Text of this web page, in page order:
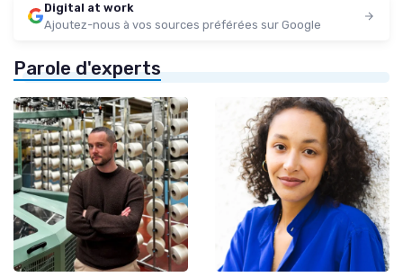
Digital at work
Ajoutez-nous à vos sources préférées sur Google
Parole d'experts